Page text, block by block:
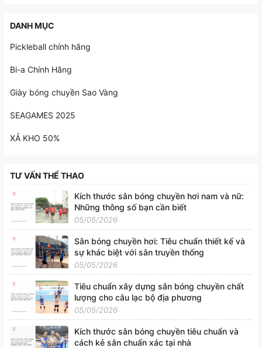
DANH MỤC
Pickleball chính hãng
Bi-a Chính Hãng
Giày bóng chuyền Sao Vàng
SEAGAMES 2025
XẢ KHO 50%
TƯ VẤN THỂ THAO
Kích thước sân bóng chuyền hơi nam và nữ:
Những thông số bạn cần biết
05/05/2026
Sân bóng chuyền hơi: Tiêu chuẩn thiết kế và
sự khác biệt với sân truyền thống
05/05/2026
Tiêu chuẩn xây dựng sân bóng chuyền chất
lượng cho câu lạc bộ địa phương
05/05/2026
Kích thước sân bóng chuyền tiêu chuẩn và
cách kẻ sân chuẩn xác tại nhà